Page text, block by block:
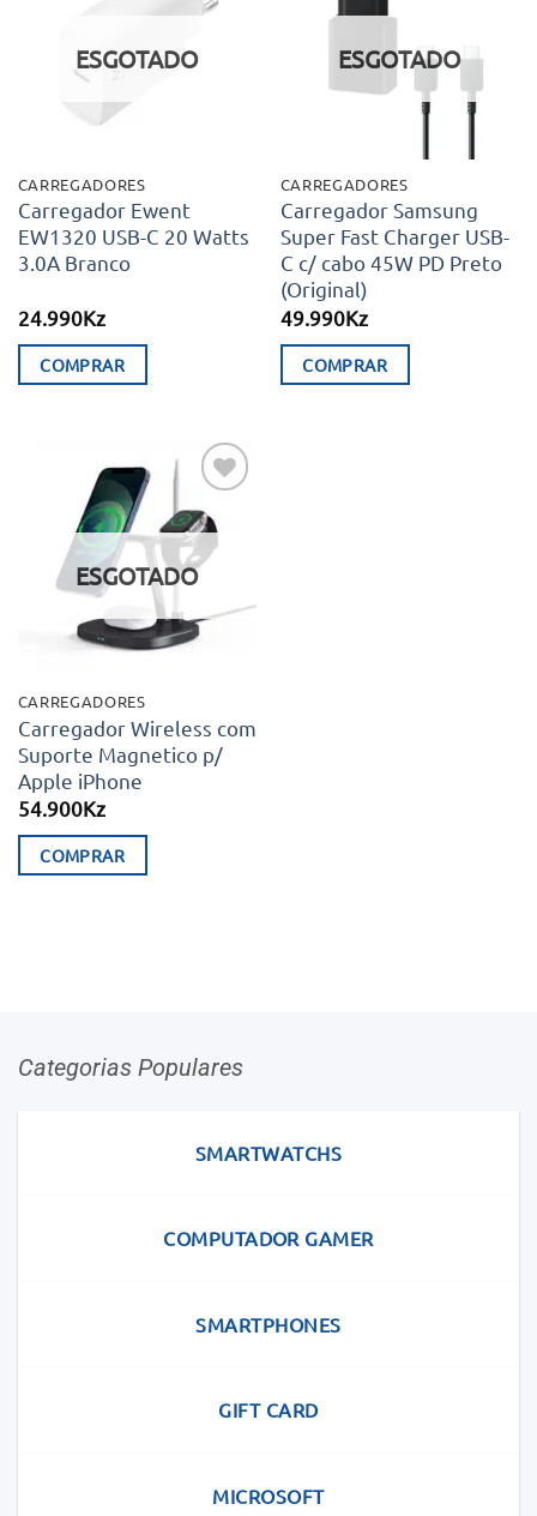
aos meus
ESGOTADO
CARREGADORES
Carregador Ewent
EW1320 USB-C 20 Watts
3.0A Branco
24.990Kz
COMPRAR
ESGOTADO
CARREGADORES
Carregador Samsung
Super Fast Charger USB-
C c/ cabo 45W PD Preto
(Original)
49.990Kz
COMPRAR
Adicionar
aos meus
desejos
ESGOTADO
CARREGADORES
Carregador Wireless com
Suporte Magnetico p/
Apple iPhone
54.900Kz
COMPRAR
Categorias Populares
SMARTWATCHS
COMPUTADOR GAMER
SMARTPHONES
GIFT CARD
MICROSOFT